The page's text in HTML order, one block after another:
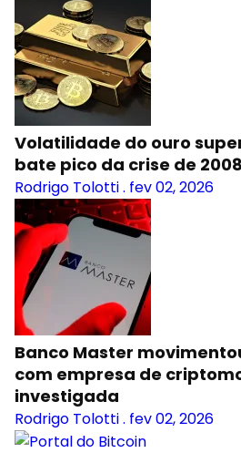
Volatilidade do ouro
bate pico da crise de 2008
Rodrigo Tolotti. fev 02, 2026
Banco Master
com empresa de
investigada
Rodrigo Tolotti. fev 02, 2026